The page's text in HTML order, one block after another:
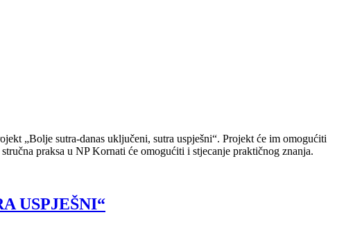
„Bolje sutra-danas uključeni, sutra uspješni“. Projekt će im omogućiti
praksa u NP Kornati će omogućiti i stjecanje praktičnog znanja.
USPJEŠNI“